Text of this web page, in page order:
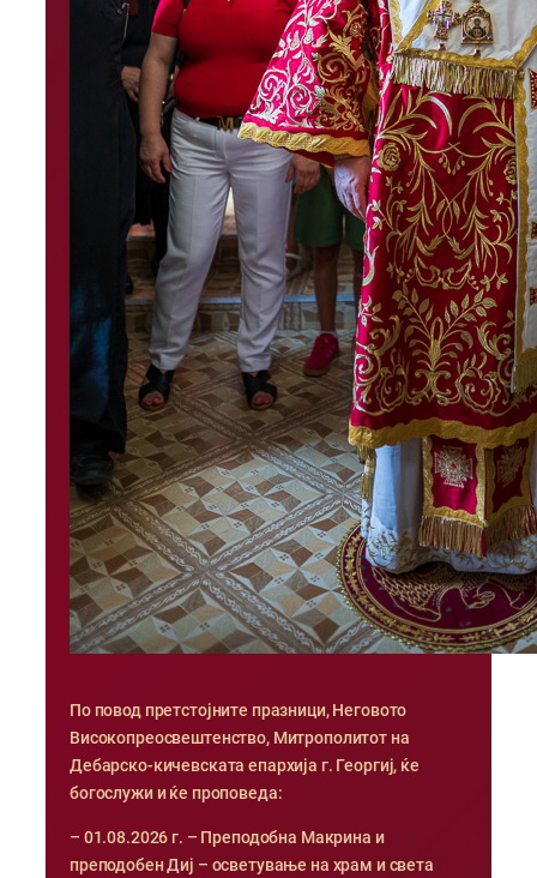
По повод претстојните празници, Неговото
Високопреосвештенство, Митрополитот на
Дебарско-кичевската епархија г. Георгиј, ќе
богослужи и ќе проповеда:
– 01.08.2026 г. – Преподобна Макрина и
преподобен Диј – осветување на храм и света